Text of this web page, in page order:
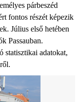
párbeszéd
fontos részét képezik
Július első hetében
Passauban.
statisztikai adatokat,